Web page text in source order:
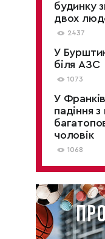
будинку
двох
2437
У
біля АЗС
1073
У
падіння з
чоловік
1068